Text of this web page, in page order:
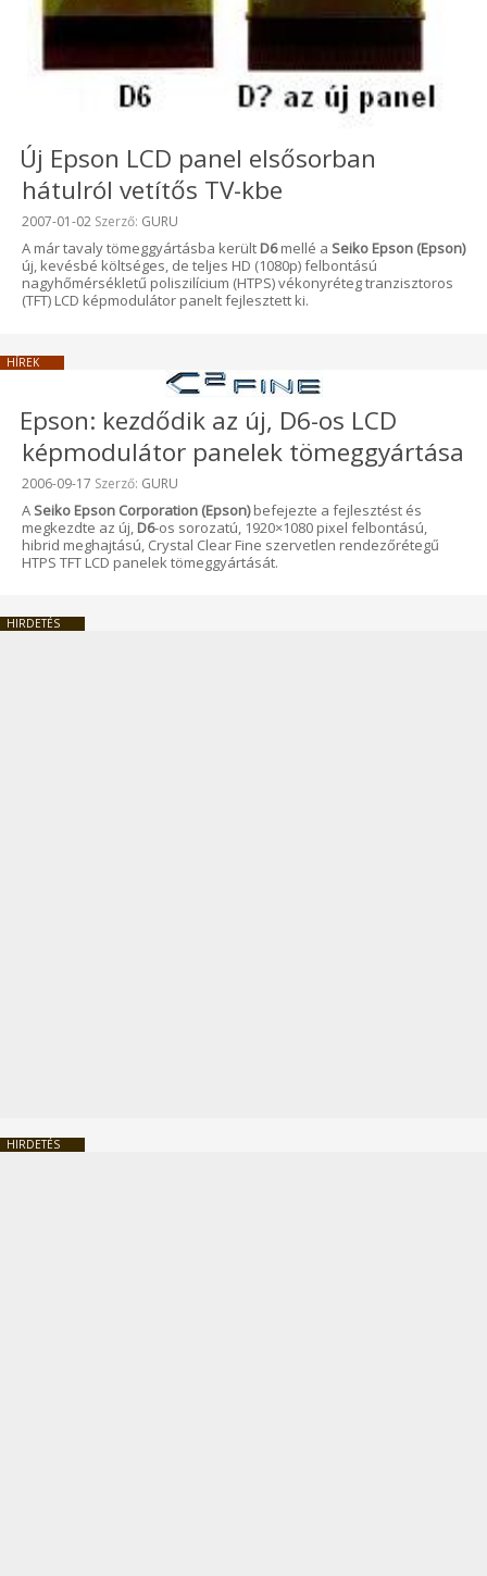
Új Epson LCD panel elsősorban
hátulról vetítős TV-kbe
Beküldve:
2007-01-02 Szerző: GURU
A már tavaly tömeggyártásba került D6mellé a Seiko Epson (Epson)
új, kevésbé költséges, de teljes HD (1080p) felbontású
nagyhőmérsékletű poliszilícium (HTPS) vékonyréteg tranzisztoros
(TFT) LCD képmodulátor panelt fejlesztett ki.
HÍREK
Epson: kezdődik az új, D6-os LCD
képmodulátor panelek tömeggyártása
Beküldve:
2006-09-17 Szerző: GURU
A Seiko Epson Corporation (Epson)befejezte a fejlesztést és
megkezdte az új, D6-os sorozatú, 1920×1080 pixel felbontású,
hibrid meghajtású, Crystal Clear Fine szervetlen rendezőrétegű
HTPS TFT LCD panelek tömeggyártását.
HIRDETÉS
HIRDETÉS